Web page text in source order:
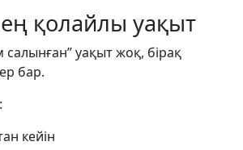
ең қолайлы уақыт
салынған” уақыт жоқ, бірақ
бар.
кейін